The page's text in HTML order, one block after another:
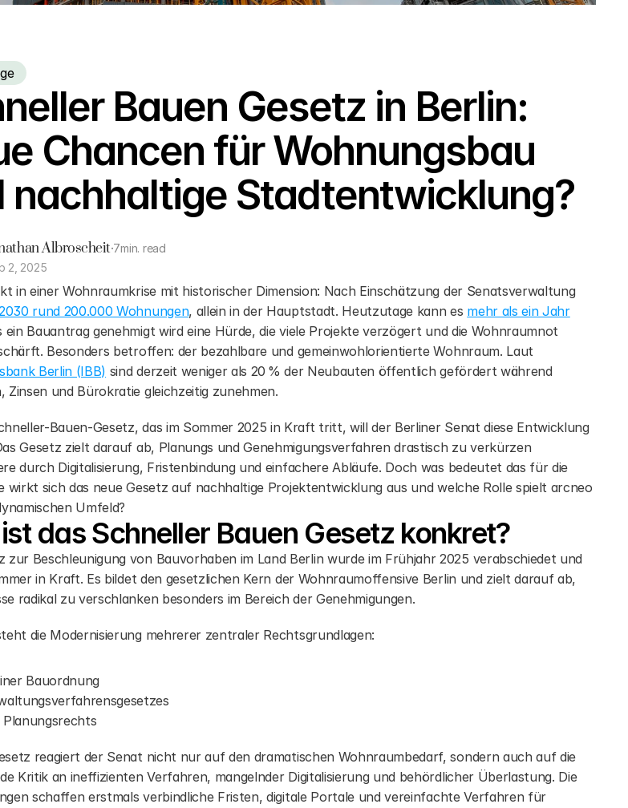
Wohnraummangel
Genehmigung
Prozesse
und Beteiligungsrechte
Bauen Gesetz in Berlin:
Chancen für Wohnungsbau
nachhaltige Stadtentwicklung?
Albroscheit·7min. read
2, 2025
in einer Wohnraumkrise mit historischer Dimension: Nach Einschätzung der Senatsverwaltung
rund 200.000 Wohnungen, allein in der Hauptstadt. Heutzutage kann es mehr als ein Jahr
ein Bauantrag genehmigt wird eine Hürde, die viele Projekte verzögert und die Wohnraumnot
Berlin (IBB) sind derzeit weniger als 20 % der Neubauten öffentlich gefördert während
Zinsen und Bürokratie gleichzeitig zunehmen.
Bauen-Gesetz, das im Sommer 2025 in Kraft tritt, will der Berliner Senat diese Entwicklung
Gesetz zielt darauf ab, Planungs und Genehmigungsverfahren drastisch zu verkürzen
durch Digitalisierung, Fristenbindung und einfachere Abläufe. Doch was bedeutet das für die
wirkt sich das neue Gesetz auf nachhaltige Projektentwicklung aus und welche Rolle spielt arcneo
Umfeld?
das Schneller Bauen Gesetz konkret?
zur Beschleunigung von Bauvorhaben im Land Berlin wurde im Frühjahr 2025 verabschiedet und
in Kraft. Es bildet den gesetzlichen Kern der Wohnraumoffensive Berlin und zielt darauf ab,
radikal zu verschlanken besonders im Bereich der Genehmigungen.
die Modernisierung mehrerer zentraler Rechtsgrundlagen:
Bauordnung
Planungsrechts
reagiert der Senat nicht nur auf den dramatischen Wohnraumbedarf, sondern auch auf die
Kritik an ineffizienten Verfahren, mangelnder Digitalisierung und behördlicher Überlastung. Die
schaffen erstmals verbindliche Fristen, digitale Portale und vereinfachte Verfahren für